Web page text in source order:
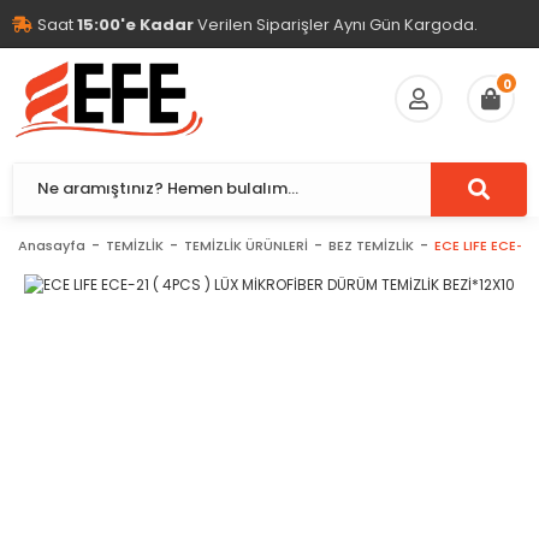
Saat15:00'e KadarVerilen Siparişler Aynı Gün Kargoda.
0
Anasayfa TEMİZLİK TEMİZLİK ÜRÜNLERİ BEZ TEMİZLİK ECE LIFE ECE-